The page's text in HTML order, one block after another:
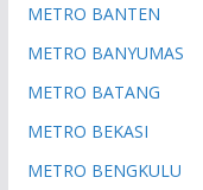
METRO BANTEN
METRO BANYUMAS
METRO BATANG
METRO BEKASI
METRO BENGKULU